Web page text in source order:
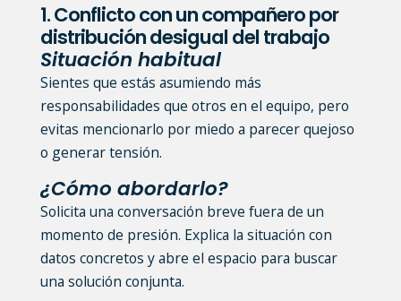
1. Conflicto con un compañero por
distribución desigual del trabajo
Situación habitual
Sientes que estás asumiendo más
responsabilidades que otros en el equipo, pero
evitas mencionarlo por miedo a parecer quejoso
o generar tensión.
¿Cómo abordarlo?
Solicita una conversación breve fuera de un
momento de presión. Explica la situación con
datos concretos y abre el espacio para buscar
una solución conjunta.